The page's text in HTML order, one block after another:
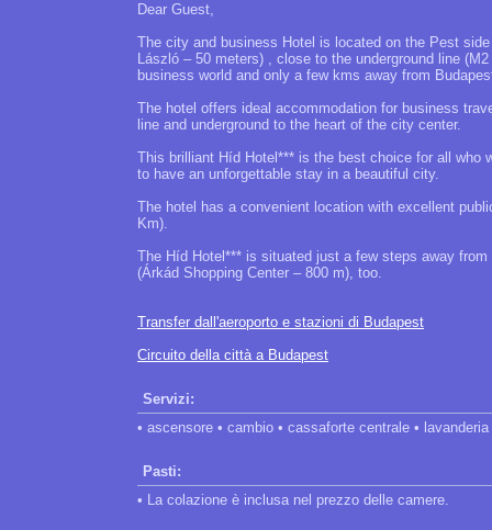
Dear Guest,
The city and business Hotel is located on the Pest
László – 50 meters) , close to the underground line
business world and only a few kms away from
The hotel offers ideal accommodation for business
line and underground to the heart of the city center.
This brilliant Híd Hotel*** is the best choice for all who
to have an unforgettable stay in a beautiful city.
The hotel has a convenient location with excellent
Km).
The Híd Hotel*** is situated just a few steps away
(Árkád Shopping Center – 800 m), too.
Transfer dall'aeroporto e stazioni di Budapest
Circuito della città a Budapest
Servizi:
• ascensore • cambio • cassaforte centrale •
Pasti:
• La colazione è inclusa nel prezzo delle camere.